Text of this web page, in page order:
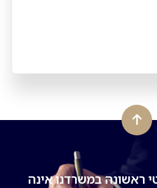
ראשונה במשרדנו אינה